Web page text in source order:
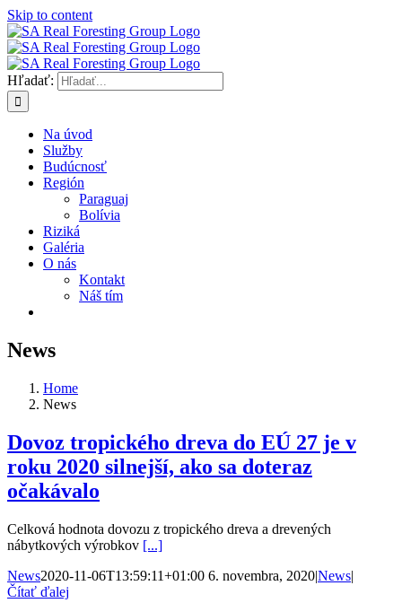
Skip to content
Hľadať:
Na úvod
Služby
Budúcnosť
Región
Paraguaj
Bolívia
Riziká
Galéria
O nás
Kontakt
Náš tím
News
Home
News
Dovoz tropického dreva do EÚ 27 je v
roku 2020 silnejší, ako sa doteraz
očakávalo
Celková hodnota dovozu z tropického dreva a drevených
nábytkových výrobkov [...]
News2020-11-06T13:59:11+01:00 6. novembra, 2020|News|
Čítať ďalej